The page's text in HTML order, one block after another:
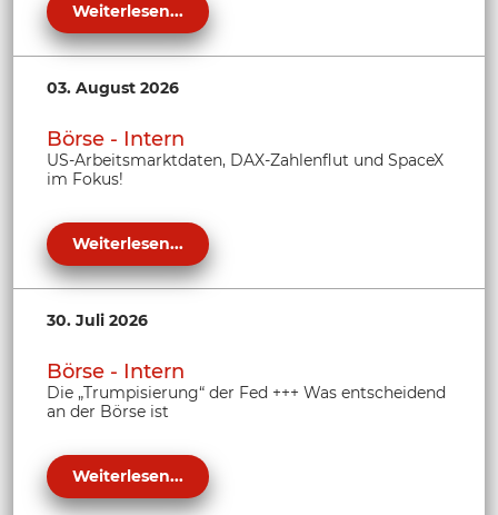
Weiterlesen...
03. August 2026
Börse - Intern
US-Arbeitsmarktdaten, DAX-Zahlenflut und SpaceX
im Fokus!
Weiterlesen...
30. Juli 2026
Börse - Intern
Die „Trumpisierung“ der Fed +++ Was entscheidend
an der Börse ist
Weiterlesen...